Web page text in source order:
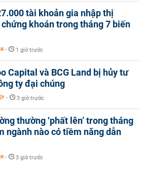
tài khoản gia nhập thị
khoán trong tháng 7 biến
- 1 giờ trước
Capital và BCG Land bị hủy tư
ty đại chúng
- 3 giờ trước
thường ‘phất lên’ trong tháng
ngành nào có tiềm năng dẫn
- 3 giờ trước